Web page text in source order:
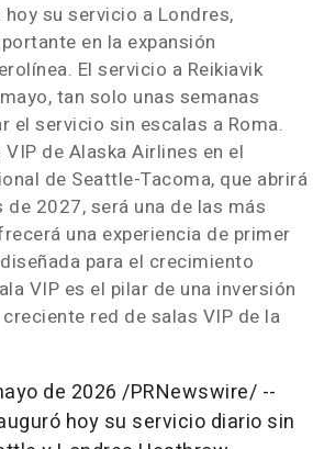
su servicio a Londres,
en la expansión
El servicio a Reikiavik
tan solo unas semanas
el servicio sin escalas a Roma.
de Alaska Airlines en el
de Seattle-Tacoma, que abrirá
2027, será una de las más
una experiencia de primer
para el crecimiento
VIP es el pilar de una inversión
red de salas VIP de la
de 2026 /PRNewswire/ --
hoy su servicio diario sin